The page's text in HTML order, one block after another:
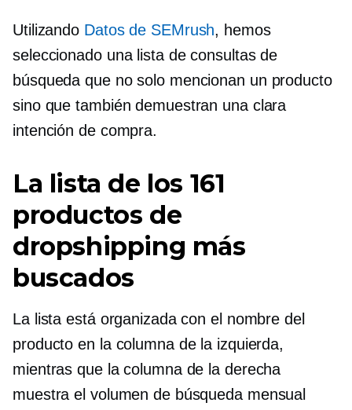
Utilizando Datos de SEMrush, hemos
seleccionado una lista de consultas de
búsqueda que no solo mencionan un producto
sino que también demuestran una clara
intención de compra.
La lista de los 161
productos de
dropshipping más
buscados
La lista está organizada con el nombre del
producto en la columna de la izquierda,
mientras que la columna de la derecha
muestra el volumen de búsqueda mensual